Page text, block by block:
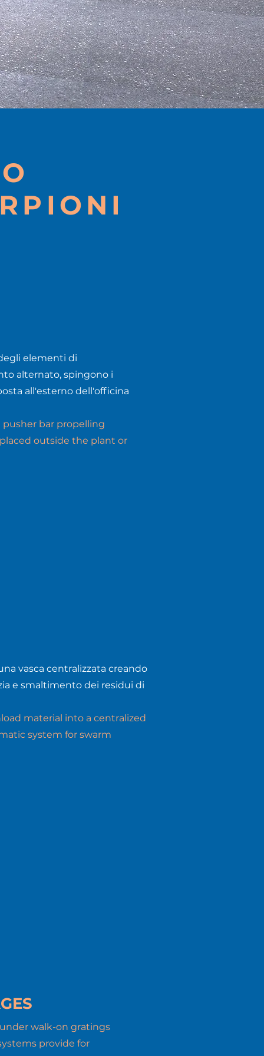
elementi di
alternato, spingono i
all'esterno dell'officina
bar propelling
outside the plant or
vasca centralizzata creando
e smaltimento dei residui di
material into a centralized
system for swarm
walk-on gratings
provide for